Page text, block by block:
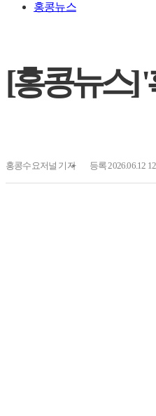
홍콩뉴스
[홍콩뉴스]
홍콩수요저널 기자 등록 2026.06.12